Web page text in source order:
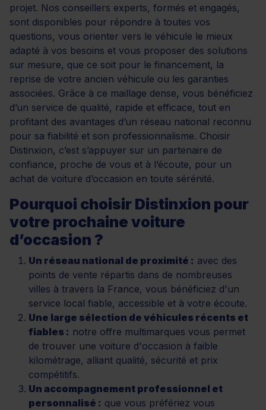
projet. Nos conseillers experts, formés et engagés,
sont disponibles pour répondre à toutes vos
questions, vous orienter vers le véhicule le mieux
adapté à vos besoins et vous proposer des solutions
sur mesure, que ce soit pour le financement, la
reprise de votre ancien véhicule ou les garanties
associées. Grâce à ce maillage dense, vous bénéficiez
d’un service de qualité, rapide et efficace, tout en
profitant des avantages d’un réseau national reconnu
pour sa fiabilité et son professionnalisme. Choisir
Distinxion, c’est s’appuyer sur un partenaire de
confiance, proche de vous et à l’écoute, pour un
achat de voiture d’occasion en toute sérénité.
Pourquoi choisir Distinxion pour
votre prochaine voiture
d’occasion ?
Un réseau national de proximité : avec des
points de vente répartis dans de nombreuses
villes à travers la France, vous bénéficiez d'un
service local fiable, accessible et à votre écoute.
Une large sélection de véhicules récents et
fiables : notre offre multimarques vous permet
de trouver une voiture d'occasion à faible
kilométrage, alliant qualité, sécurité et prix
compétitifs.
Un accompagnement professionnel et
personnalisé : que vous préfériez vous